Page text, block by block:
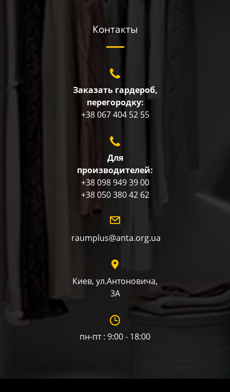
Контакты
Заказать гардероб,
перегородку:
+38 067 404 52 55
Для
производителей:
+38 098 949 39 00
+38 050 380 42 62
raumplus@anta.org.ua
Киев, ул.Антоновича,
3А
пн-пт : 9:00 - 18:00